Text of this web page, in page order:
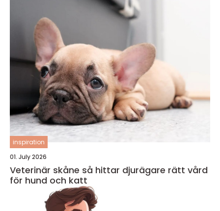
inspiration
01. July 2026
Veterinär skåne så hittar djurägare rätt vård
för hund och katt